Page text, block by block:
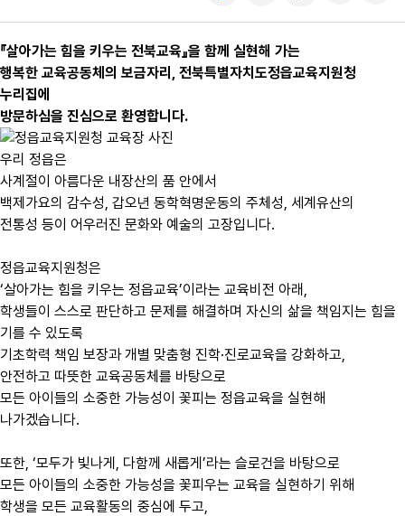
『살아가는 힘을 키우는 전북교육』을 함께 실현해 가는
행복한 교육공동체의 보금자리, 전북특별자치도정읍교육지원청
누리집에
방문하심을 진심으로 환영합니다.
우리 정읍은
사계절이 아름다운 내장산의 품 안에서
백제가요의 감수성, 갑오년 동학혁명운동의 주체성, 세계유산의
전통성 등이 어우러진 문화와 예술의 고장입니다.
정읍교육지원청은
‘살아가는 힘을 키우는 정읍교육’이라는 교육비전 아래,
학생들이 스스로 판단하고 문제를 해결하며 자신의 삶을 책임지는 힘을
기를 수 있도록
기초학력 책임 보장과 개별 맞춤형 진학·진로교육을 강화하고,
안전하고 따뜻한 교육공동체를 바탕으로
모든 아이들의 소중한 가능성이 꽃피는 정읍교육을 실현해
나가겠습니다.
또한, ‘모두가 빛나게, 다함께 새롭게’라는 슬로건을 바탕으로
모든 아이들의 소중한 가능성을 꽃피우는 교육을 실현하기 위해
학생을 모든 교육활동의 중심에 두고,